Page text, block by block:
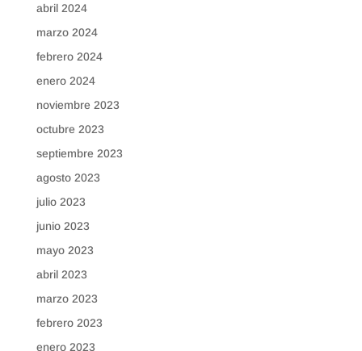
abril 2024
marzo 2024
febrero 2024
enero 2024
noviembre 2023
octubre 2023
septiembre 2023
agosto 2023
julio 2023
junio 2023
mayo 2023
abril 2023
marzo 2023
febrero 2023
enero 2023